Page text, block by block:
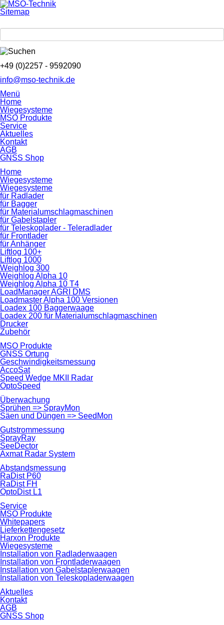
Sitemap
+49 (0)2257 - 9592090
info@mso-technik.de
Menü
Home
Wiegesysteme
MSO Produkte
Service
Aktuelles
Kontakt
AGB
GNSS Shop
Home
Wiegesysteme
Wiegesysteme
für Radlader
für Bagger
für Material­umschlag­maschinen
für Gabelstapler
für Teleskoplader - Teleradlader
für Frontlader
für Anhänger
Liftlog 100+
Liftlog 1000
Weighlog 300
Weighlog Alpha 10
Weighlog Alpha 10 T4
LoadManager AGRI DMS
Loadmaster Alpha 100 Versionen
Loadex 100 Baggerwaage
Loadex 200 für Material­umschlag­maschinen
Drucker
Zubehör
MSO Produkte
GNSS Ortung
Geschwindigkeits­messung
AccoSat
Speed Wedge MKII Radar
OptoSpeed
Überwachung
Sprühen => SprayMon
Säen und Düngen => SeedMon
Gutstrom­messung
SprayRay
SeeDector
Axmat Radar System
Abstands­messung
RaDist P60
RaDist FH
OptoDist L1
Service
MSO Produkte
Whitepapers
Lieferkettengesetz
Harxon Produkte
Wiegesysteme
Installation von Radlader­waagen
Installation von Frontlader­waagen
Installation von Gabelstapler­waagen
Installation von Teleskoplader­waagen
Aktuelles
Kontakt
AGB
GNSS Shop